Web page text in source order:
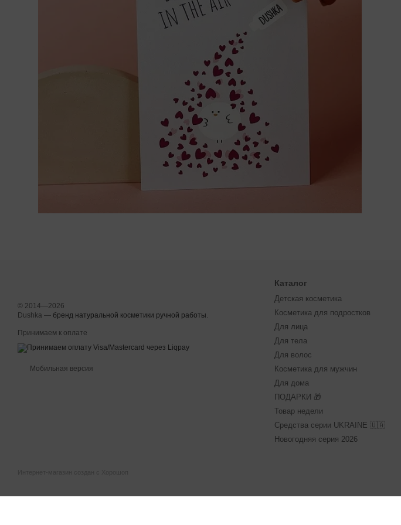
© 2014—2026
Dushka — бренд натуральной косметики ручной работы.
Принимаем к оплате
Мобильная версия
Каталог
Детская косметика
Косметика для подростков
Для лица
Для тела
Для волос
Косметика для мужчин
Для дома
ПОДАРКИ 🎁
Товар недели
Средства серии UKRAINE 🇺🇦
Новогодняя серия 2026